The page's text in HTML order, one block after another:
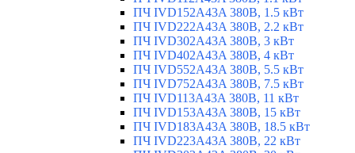
ПЧ IVD152A43A 380В, 1.5 кВт
ПЧ IVD222A43A 380В, 2.2 кВт
ПЧ IVD302A43A 380В, 3 кВт
ПЧ IVD402A43A 380В, 4 кВт
ПЧ IVD552A43A 380В, 5.5 кВт
ПЧ IVD752A43A 380В, 7.5 кВт
ПЧ IVD113A43A 380В, 11 кВт
ПЧ IVD153A43A 380В, 15 кВт
ПЧ IVD183A43A 380В, 18.5 кВт
ПЧ IVD223A43A 380В, 22 кВт